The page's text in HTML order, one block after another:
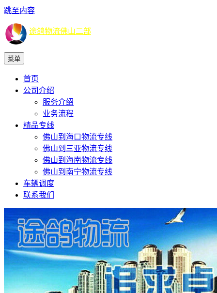
跳至内容
途鸽物流佛山二部
菜单
首页
公司介绍
服务介绍
业务流程
精品专线
佛山到海口物流专线
佛山到三亚物流专线
佛山到海南物流专线
佛山到南宁物流专线
车辆调度
联系我们